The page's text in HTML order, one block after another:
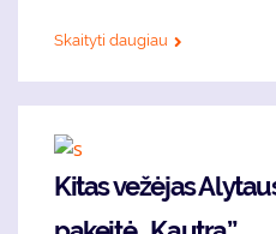
Skaityti daugiau
Kitas vežėjas